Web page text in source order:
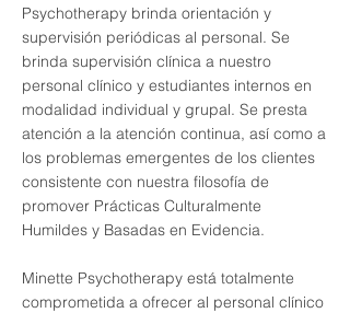
Psychotherapy brinda orientación y
supervisión periódicas al personal. Se
brinda supervisión clínica a nuestro
personal clínico y estudiantes internos en
modalidad individual y grupal. Se presta
atención a la atención continua, así como a
los problemas emergentes de los clientes
consistente con nuestra filosofía de
promover Prácticas Culturalmente
Humildes y Basadas en Evidencia.
Minette Psychotherapy está totalmente
comprometida a ofrecer al personal clínico